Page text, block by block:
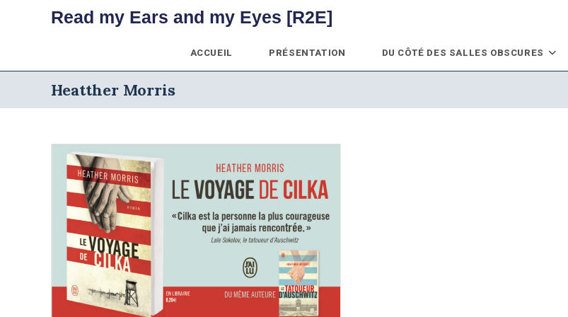
Read my Ears and my Eyes [R2E]
ACCUEIL PRÉSENTATION DU CÔTÉ DES SALLES OBSCURES
Heatther Morris